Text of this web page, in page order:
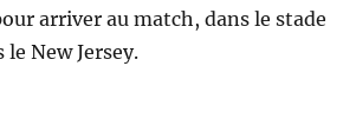
arriver au match, dans le stade
New Jersey.